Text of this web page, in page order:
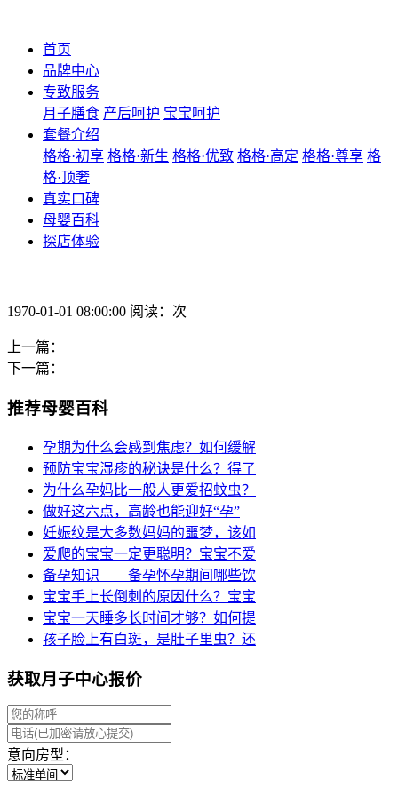
首页
品牌中心
专致服务
月子膳食 产后呵护 宝宝呵护
套餐介绍
格格·初享 格格·新生 格格·优致 格格·高定 格格·尊享 格
格·顶奢
真实口碑
母婴百科
探店体验
1970-01-01 08:00:00 阅读：次
上一篇：
下一篇：
推荐母婴百科
孕期为什么会感到焦虑？如何缓解
预防宝宝湿疹的秘诀是什么？得了
为什么孕妈比一般人更爱招蚊虫？
做好这六点，高龄也能迎好“孕”
妊娠纹是大多数妈妈的噩梦，该如
爱爬的宝宝一定更聪明？宝宝不爱
备孕知识——备孕怀孕期间哪些饮
宝宝手上长倒刺的原因什么？宝宝
宝宝一天睡多长时间才够？如何提
孩子脸上有白斑，是肚子里虫？还
获取月子中心报价
意向房型：